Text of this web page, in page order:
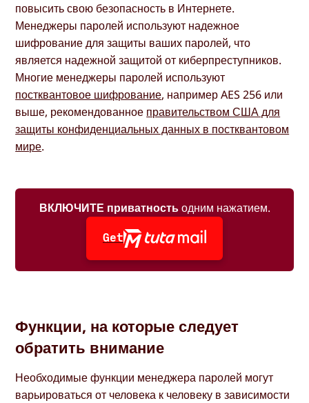
повысить свою безопасность в Интернете.
Менеджеры паролей используют надежное
шифрование для защиты ваших паролей, что
является надежной защитой от киберпреступников.
Многие менеджеры паролей используют
постквантовое шифрование, например AES 256 или
выше, рекомендованное правительством США для
защиты конфиденциальных данных в постквантовом
мире.
ВКЛЮЧИТЕ приватностьодним нажатием.
Get
Функции, на которые следует
обратить внимание
Необходимые функции менеджера паролей могут
варьироваться от человека к человеку в зависимости